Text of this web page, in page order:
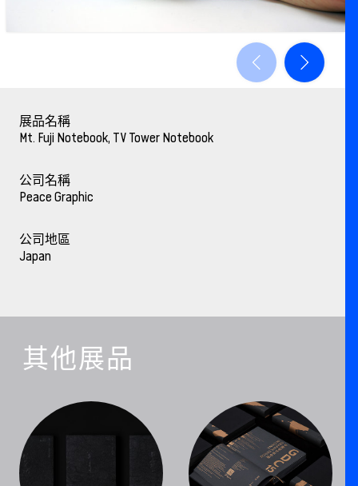
展品名稱
Mt. Fuji Notebook, TV Tower Notebook
公司名稱
Peace Graphic
公司地區
Japan
其他展品